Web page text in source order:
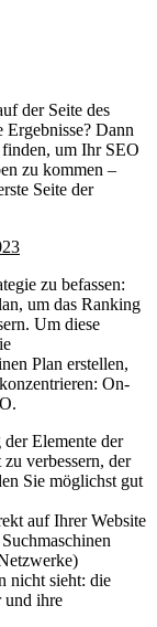
der Seite des
Dann
um Ihr SEO
zu kommen –
Seite der
zu befassen:
um das Ranking
Um diese
Plan erstellen,
On-
Elemente der
verbessern, der
Sie möglichst gut
auf Ihrer Website
nicht sieht: die
und ihre